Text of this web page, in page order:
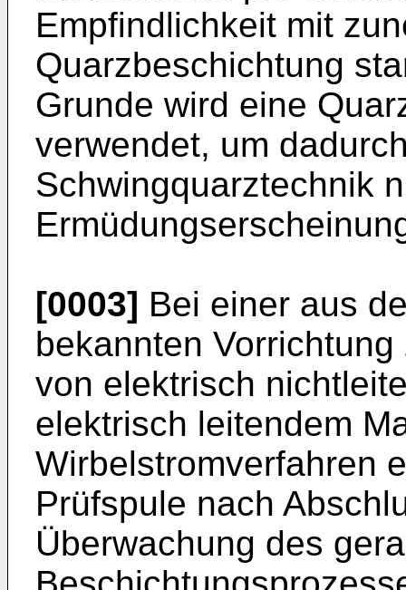
Empfindlichkeit mit
Quarzbeschichtung
Grunde wird eine
verwendet, um
Schwingquarztechnik
[0003] Bei einer aus
bekannten
von elektrisch
elektrisch leitendem
Wirbelstromverfahren
Prüfspule nach
Überwachung des